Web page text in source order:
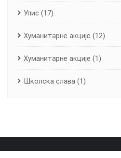
Упис (17)
Хуманитарне aкције (12)
Хуманитарне акције (1)
Школска слава (1)